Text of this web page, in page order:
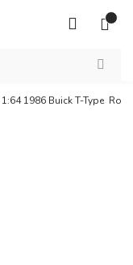
1:64 1986 Buick T-Type